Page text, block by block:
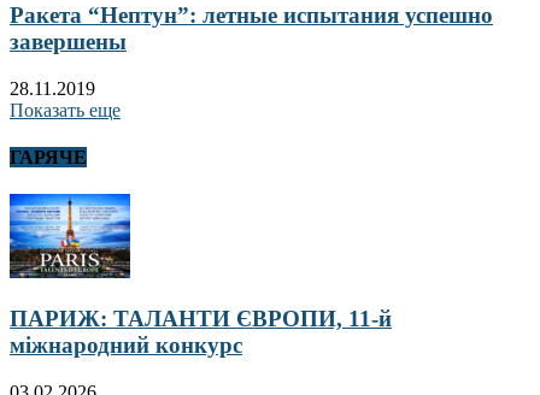
Ракета “Нептун”: летные испытания успешно
завершены
28.11.2019
Показать еще
ГАРЯЧЕ
ПАРИЖ: ТАЛАНТИ ЄВРОПИ, 11-й
міжнародний конкурс